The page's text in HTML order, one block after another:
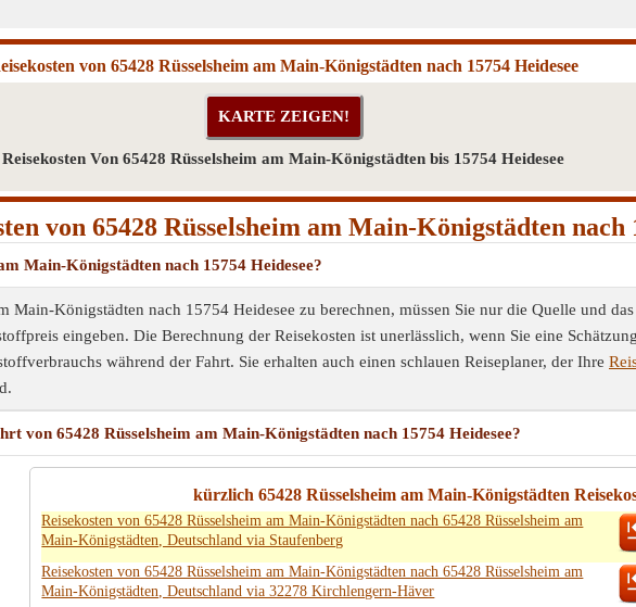
von 65428 Rüsselsheim am Main-Königstädten nach 15754 Heidesee
Reisekosten Von 65428 Rüsselsheim am Main-Königstädten bis 15754 Heidesee
von 65428 Rüsselsheim am Main-Königstädten nach
Main-Königstädten nach 15754 Heidesee?
Main-Königstädten nach 15754 Heidesee zu berechnen, müssen Sie nur die Quelle und
eingeben. Die Berechnung der Reisekosten ist unerlässlich, wenn Sie eine
während der Fahrt. Sie erhalten auch einen schlauen Reiseplaner, der Ihre
von 65428 Rüsselsheim am Main-Königstädten nach 15754 Heidesee?
kürzlich 65428 Rüsselsheim am Main-Königstädten
Reisekosten von 65428 Rüsselsheim am Main-Königstädten nach 65428 Rüsselsheim am
Main-Königstädten, Deutschland via Staufenberg
Reisekosten von 65428 Rüsselsheim am Main-Königstädten nach 65428 Rüsselsheim am
Main-Königstädten, Deutschland via 32278 Kirchlengern-Häver